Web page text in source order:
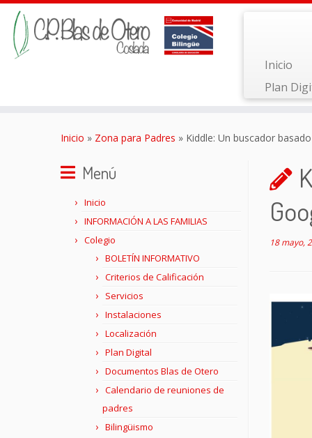
Inicio
Plan
Inicio » Zona para Padres » Kiddle: Un buscador
Menú
Inicio
INFORMACIÓN A LAS FAMILIAS
Colegio
BOLETÍN INFORMATIVO
Criterios de Calificación
Servicios
Instalaciones
Localización
Plan Digital
Documentos Blas de Otero
Calendario de reuniones de
padres
Bilingüismo
18 mayo,